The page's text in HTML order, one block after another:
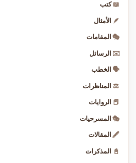
📖 كتب
🪶 الأمثال
🎭 المقامات
✉️ الرسائل
🗣️ الخطب
⚖️ المناظرات
📕 الروايات
🎭 المسرحيات
🖋️ المقالات
📓 المذكرات